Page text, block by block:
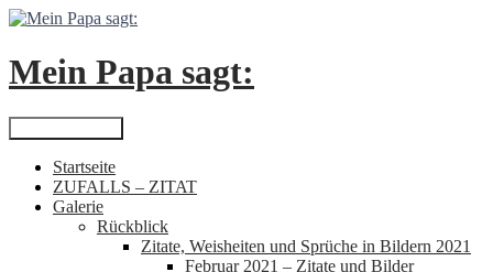
Zum
springen
Mein Papa sagt:
Suchen
Startseite
ZUFALLS – ZITAT
Galerie
Rückblick
Zitate, Weisheiten und Sprüche in Bildern 2021
Februar 2021 – Zitate und Bilder